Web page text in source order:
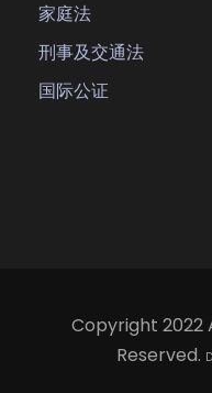
家庭法
刑事及交通法
国际公证
Copyright 2022
Reserved.